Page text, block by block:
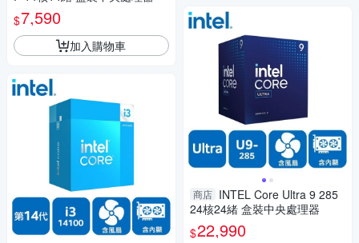
$7,590
加入購物車
商店 INTEL Core Ultra 9 285
24核24緒 盒裝中央處理器
$22,990